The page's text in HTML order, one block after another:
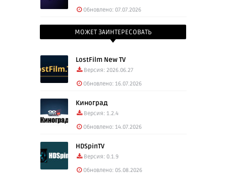
Обновлено: 07.07.2026
МОЖЕТ ЗАИНТЕРЕСОВАТЬ
LostFilm New TV
Версия: 2026.06.27
Обновлено: 16.07.2026
Киноград
Версия: 1.2.4
Обновлено: 14.07.2026
HDSpinTV
Версия: 0.1.9
Обновлено: 05.08.2026